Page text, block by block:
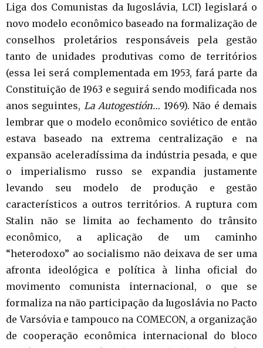
Liga dos Comunistas da Iugoslávia, LCI) legislará o
novo modelo econômico baseado na formalização de
conselhos proletários responsáveis pela gestão
tanto de unidades produtivas como de territórios
(essa lei será complementada em 1953, fará parte da
Constituição de 1963 e seguirá sendo modificada nos
anos seguintes, La Autogestión… 1969). Não é demais
lembrar que o modelo econômico soviético de então
estava baseado na extrema centralização e na
expansão aceleradíssima da indústria pesada, e que
o imperialismo russo se expandia justamente
levando seu modelo de produção e gestão
característicos a outros territórios. A ruptura com
Stalin não se limita ao fechamento do trânsito
econômico, a aplicação de um caminho
“heterodoxo” ao socialismo não deixava de ser uma
afronta ideológica e política à linha oficial do
movimento comunista internacional, o que se
formaliza na não participação da Iugoslávia no Pacto
de Varsóvia e tampouco na COMECON, a organização
de cooperação econômica internacional do bloco